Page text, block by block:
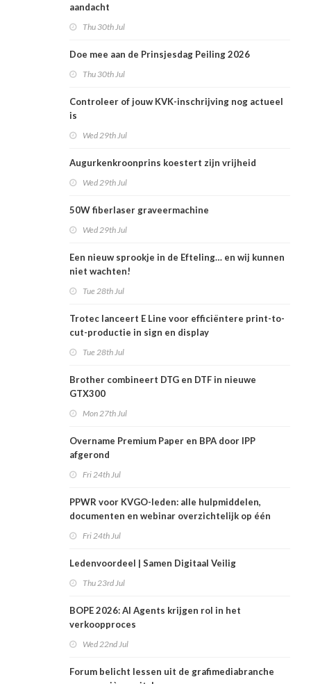
aandacht
Thu 30th Jul
Doe mee aan de Prinsjesdag Peiling 2026
Thu 30th Jul
Controleer of jouw KVK-inschrijving nog actueel
is
Wed 29th Jul
Augurkenkroonprins koestert zijn vrijheid
Wed 29th Jul
50W fiberlaser graveermachine
Wed 29th Jul
Een nieuw sprookje in de Efteling… en wij kunnen
niet wachten!
Tue 28th Jul
Trotec lanceert E Line voor efficiëntere print-to-
cut-productie in sign en display
Tue 28th Jul
Brother combineert DTG en DTF in nieuwe
GTX300
Mon 27th Jul
Overname Premium Paper en BPA door IPP
afgerond
Fri 24th Jul
PPWR voor KVGO-leden: alle hulpmiddelen,
documenten en webinar overzichtelijk op één
Fri 24th Jul
Ledenvoordeel | Samen Digitaal Veilig
Thu 23rd Jul
BOPE 2026: AI Agents krijgen rol in het
verkoopproces
Wed 22nd Jul
Forum belicht lessen uit de grafimediabranche